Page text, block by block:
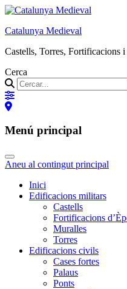
Catalunya Medieval
Castells, Torres, Fortificacions
Cerca
Menú principal
Aneu al contingut principal
Inici
Edificacions militars
Castells
Fortificacions
Muralles
Torres
Edificacions civils
Cases fortes
Palaus
Ponts